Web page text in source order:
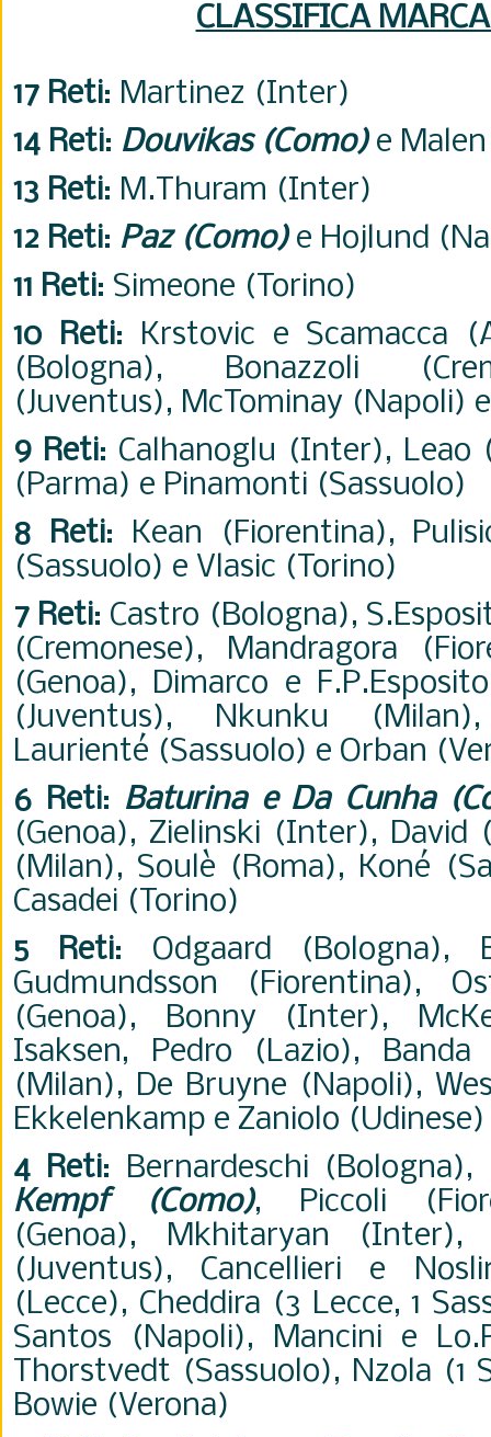
CLASSIFICA
17 Reti: Martinez (Inter)
14 Reti: Douvikas (Como)e
13 Reti: M.Thuram (Inter)
12 Reti: Paz (Como)e Hojlund
11 Reti: Simeone (Torino)
10 Reti: Krstovic e Scamacca
(Bologna), Bonazzoli
(Juventus), McTominay (Napoli)
9 Reti: Calhanoglu (Inter), Leao
(Parma) e Pinamonti (Sassuolo)
8 Reti: Kean (Fiorentina),
(Sassuolo) e Vlasic (Torino)
7 Reti: Castro (Bologna),
(Cremonese), Mandragora
(Genoa), Dimarco e
(Juventus), Nkunku
Laurienté (Sassuolo) e Orban
6 Reti: Baturina e Da Cunha
(Genoa), Zielinski (Inter), David
(Milan), Soulè (Roma), Koné
Casadei (Torino)
5 Reti: Odgaard (Bologna),
Gudmundsson (Fiorentina),
(Genoa), Bonny (Inter),
Isaksen, Pedro (Lazio), Banda
(Milan), De Bruyne (Napoli),
Ekkelenkamp e Zaniolo (Udinese)
4 Reti: Bernardeschi (Bologna),
Kempf (Como), Piccoli
(Genoa), Mkhitaryan
(Juventus), Cancellieri e
(Lecce), Cheddira (3 Lecce, 1
Santos (Napoli), Mancini e
Thorstvedt (Sassuolo), Nzola (1
Bowie (Verona)